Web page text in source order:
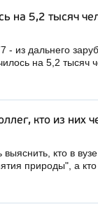
на 5,2 тысяч
- из дальнего
на 5,2 тысяч
кто из них
кто в
природы", а кто